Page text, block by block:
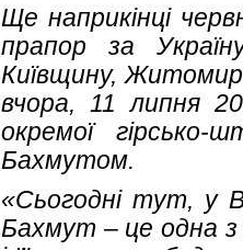
Ще наприкінці
прапор за
Київщину,
вчора, 11 липня
окремої гірсько-
Бахмутом.
«Сьогодні тут, у
Бахмут – це одна з